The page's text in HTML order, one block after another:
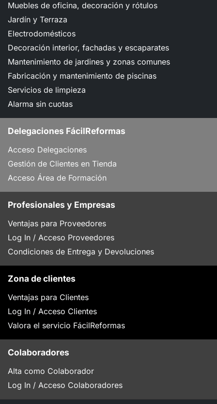
Muebles de oficina, decoración y rótulos
Jardín y Terraza
Electrodomésticos
Decoración interior, fachadas y escaparates
Mantenimiento de jardines y zonas comunes
Fabricación y mantenimiento de piscinas
Servicios de limpieza
Alarma sin cuotas
Delegaciones FácilReformas
Acceso Delegaciones
Gestión de Clientes en Tienda
Acceso Área de Formación
Profesionales y Empresas
Ventajas para Proveedores
Log In / Acceso Proveedores
Condiciones de Entrega y Devoluciones
Zona de clientes
Ventajas para Clientes
Log In / Acceso Clientes
Valora el servicio FácilReformas
Colaboradores
Alta como Colaborador
Log In / Acceso Colaboradores